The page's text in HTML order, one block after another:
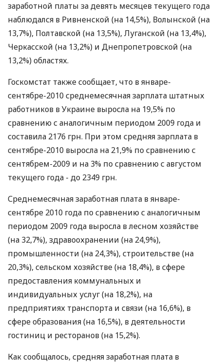
заработной платы за девять месяцев текущего года
наблюдался в Ривненской (на 14,5%), Волынской (на
13,7%), Полтавской (на 13,5%), Луганской (на 13,4%),
Черкасской (на 13,2%) и Днепропетровской (на
13,2%) областях.
Госкомстат также сообщает, что в январе-
сентябре-2010 среднемесячная зарплата штатных
работников в Украине выросла на 19,5% по
сравнению с аналогичным периодом 2009 года и
составила 2176 грн. При этом средняя зарплата в
сентябре-2010 выросла на 21,9% по сравнению с
сентябрем-2009 и на 3% по сравнению с августом
текущего года - до 2349 грн.
Среднемесячная заработная плата в январе-
сентябре 2010 года по сравнению с аналогичным
периодом 2009 года выросла в лесном хозяйстве
(на 32,7%), здравоохранении (на 24,9%),
промышленности (на 24,3%), строительстве (на
20,3%), сельском хозяйстве (на 18,4%), в сфере
предоставления коммунальных и
индивидуальных услуг (на 18,2%), на
предприятиях транспорта и связи (на 16,6%), в
сфере образования (на 16,5%), в деятельности
гостиниц и ресторанов (на 15,2%).
Как сообщалось, средняя заработная плата в